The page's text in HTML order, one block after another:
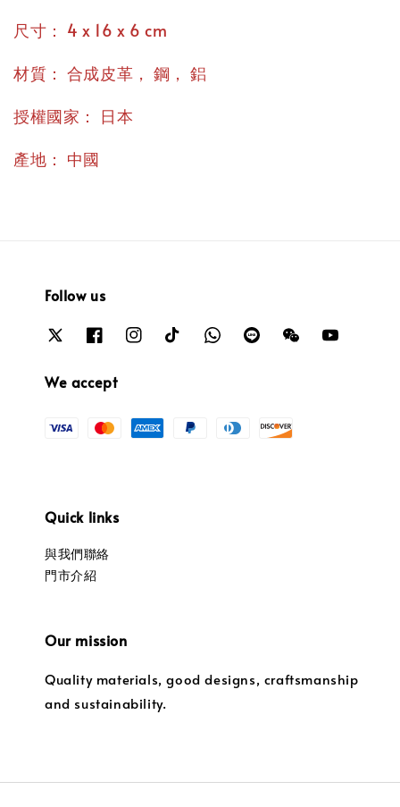
尺寸 ： 4 x 16 x 6 cm
材質 ： 合成皮革 ， 鋼 ， 鋁
授權國家 ： 日本
產地 ： 中國
Follow us
We accept
Quick links
與我們聯絡
門市介紹
Our mission
Quality materials, good designs, craftsmanship
and sustainability.